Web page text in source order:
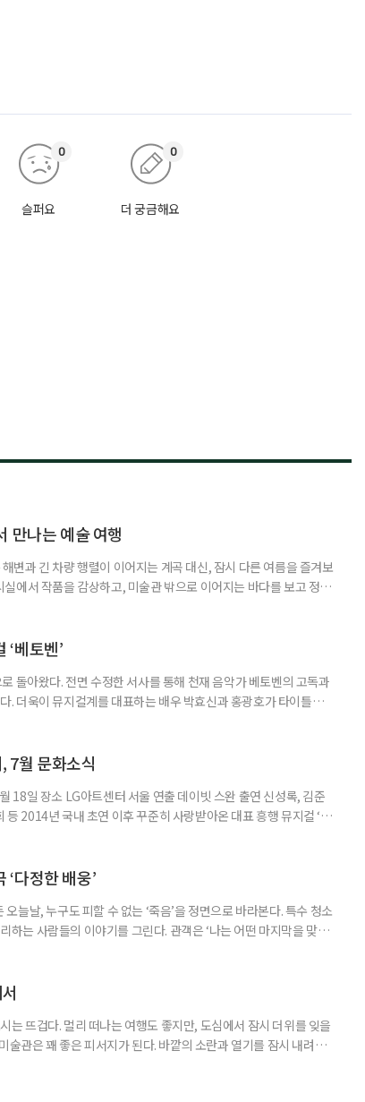
슬퍼요
0
더 궁금해요
0
만나는 예술 여행
변과 긴 차량 행렬이 이어지는 계곡 대신, 잠시 다른 여름을 즐겨보
에서 작품을 감상하고, 미술관 밖으로 이어지는 바다를 보고 정원
드는 빼놓기 아쉬운 곳이다. ‘하슬라’는 고구려·신라시
베토벤’
돌아왔다. 전면 수정한 서사를 통해 천재 음악가 베토벤의 고독과
. 더욱이 뮤지컬계를 대표하는 배우 박효신과 홍광호가 타이틀롤
마 브렌타노 : 성민재, 유연정 등 러닝
7월 문화소식
일 장소 LG아트센터 서울 연출 데이빗 스완 출연 신성록, 김준
2014년 국내 초연 이후 꾸준히 사랑받아온 대표 흥행 뮤지컬 ‘드
른 매력의 드라큘라를 선보인다. 드라큘
다정한 배웅’
늘날, 누구도 피할 수 없는 ‘죽음’을 정면으로 바라본다. 특수 청소
하는 사람들의 이야기를 그린다. 관객은 ‘나는 어떤 마지막을 맞이
한달수 : 정겨운, 금동현 •윤선영 : 서권
는 뜨겁다. 멀리 떠나는 여행도 좋지만, 도심에서 잠시 더위를 잊을
술관은 꽤 좋은 피서지가 된다. 바깥의 소란과 열기를 잠시 내려놓